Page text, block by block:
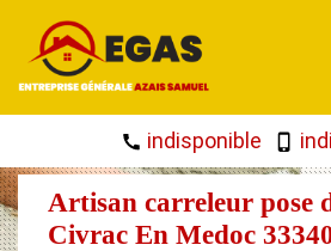
indisponible
Artisan carreleur pose
Civrac En Medoc